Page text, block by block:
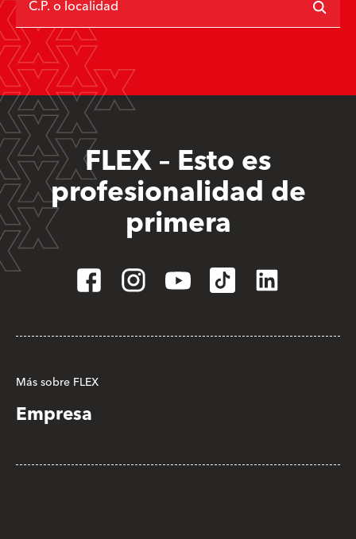
C.P. o localidad
FLEX – Esto es
profesionalidad de
primera
Más sobre FLEX
Empresa